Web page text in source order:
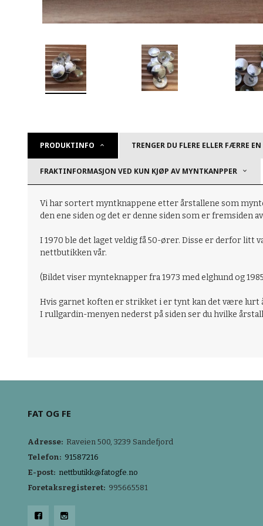
PRODUKTINFO TRENGER DU FLERE ELLER FÆRRE
FRAKTINFORMASJON VED KUN KJØP AV MYNTKANPPER
Vi har sortert myntknappene etter årstallene som
den ene siden og det er denne siden som er fremsiden
I 1970 ble det laget veldig få 50-ører. Disse er derfor litt
nettbutikken vår.
(Bildet viser mynteknapper fra 1973 med elghund og
Hvis garnet koften er strikket i er tynt kan det være lurt
I rullgardin-menyen nederst på siden ser du hvilke
FAT OG FE
Adresse: Raveien 500, 3239 Sandefjord
Telefon: 91587216
E-post: nettbutikk@fatogfe.no
Foretaksregisteret: 995665581